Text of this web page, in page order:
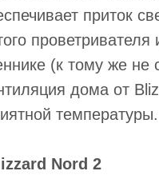
приток
проветривателя
(к тому же
дома от
температуры.
Nord 2